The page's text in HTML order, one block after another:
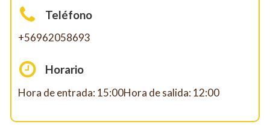
Teléfono
+56962058693
Horario
Hora de entrada: 15:00Hora de salida: 12:00